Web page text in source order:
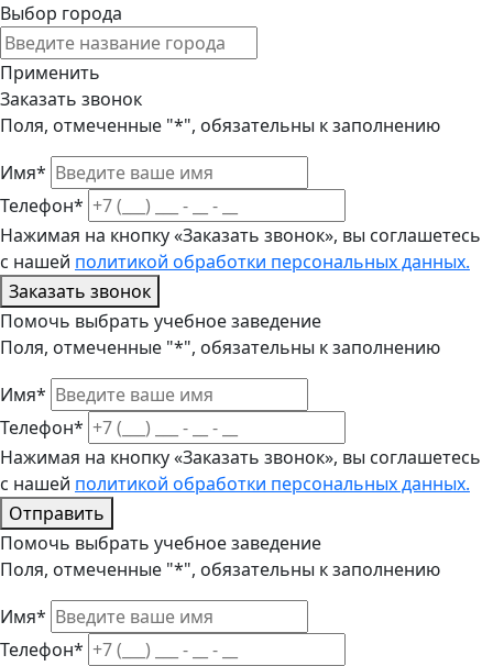
Выбор города
Применить
Заказать звонок
Поля, отмеченные "*", обязательны к заполнению
Имя*
Телефон*
Нажимая на кнопку «Заказать звонок», вы соглашетесь
с нашей политикой обработки персональных данных.
Заказать звонок
Помочь выбрать учебное заведение
Поля, отмеченные "*", обязательны к заполнению
Имя*
Телефон*
Нажимая на кнопку «Заказать звонок», вы соглашетесь
с нашей политикой обработки персональных данных.
Отправить
Помочь выбрать учебное заведение
Поля, отмеченные "*", обязательны к заполнению
Имя*
Телефон*